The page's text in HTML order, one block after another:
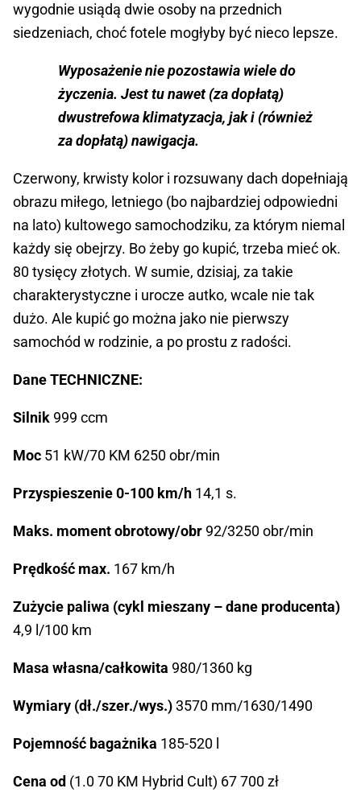
wygodnie usiądą dwie osoby na przednich
siedzeniach, choć fotele mogłyby być nieco lepsze.
Wyposażenie nie pozostawia wiele do
życzenia. Jest tu nawet (za dopłatą)
dwustrefowa klimatyzacja, jak i (również
za dopłatą) nawigacja.
Czerwony, krwisty kolor i rozsuwany dach dopełniają
obrazu miłego, letniego (bo najbardziej odpowiedni
na lato) kultowego samochodziku, za którym niemal
każdy się obejrzy. Bo żeby go kupić, trzeba mieć ok.
80 tysięcy złotych. W sumie, dzisiaj, za takie
charakterystyczne i urocze autko, wcale nie tak
dużo. Ale kupić go można jako nie pierwszy
samochód w rodzinie, a po prostu z radości.
Dane TECHNICZNE:
Silnik 999 ccm
Moc 51 kW/70 KM 6250 obr/min
Przyspieszenie 0-100 km/h 14,1 s.
Maks. moment obrotowy/obr 92/3250 obr/min
Prędkość max. 167 km/h
Zużycie paliwa (cykl mieszany – dane producenta)
4,9 l/100 km
Masa własna/całkowita 980/1360 kg
Wymiary (dł./szer./wys.)3570 mm/1630/1490
Pojemność bagażnika 185-520 l
Cena od (1.0 70 KM Hybrid Cult) 67 700 zł